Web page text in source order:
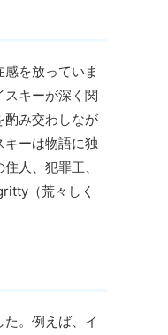
を放っていま
キーが深く関
酌み交わしなが
キーは物語に独
人、犯罪王、
（荒々しく
。例えば、イ